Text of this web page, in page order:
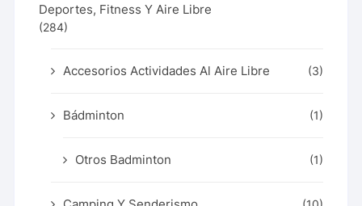
Deportes, Fitness Y Aire Libre
(284)
Accesorios Actividades Al Aire Libre (3)
Bádminton (1)
Otros Badminton (1)